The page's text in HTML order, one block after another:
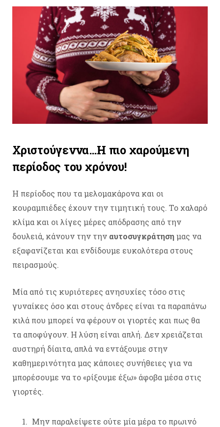
Χριστούγεννα…Η πιο χαρούμενη
περίοδος του χρόνου!
Η περίοδος που τα μελομακάρονα και οι
κουραμπιέδες έχουν την τιμητική τους. Το χαλαρό
κλίμα και οι λίγες μέρες απόδρασης από την
δουλειά, κάνουν την την αυτοσυγκράτησημας να
εξαφανίζεται και ενδίδουμε ευκολότερα στους
πειρασμούς.
Μία από τις κυριότερες ανησυχίες τόσο στις
γυναίκες όσο και στους άνδρες είναι τα παραπάνω
κιλά που μπορεί να φέρουν οι γιορτές και πως θα
τα αποφύγουν. Η λύση είναι απλή. Δεν χρειάζεται
αυστηρή δίαιτα, απλά να εντάξουμε στην
καθημερινότητα μας κάποιες συνήθειες για να
μπορέσουμε να το «ρίξουμε έξω» άφοβα μέσα στις
γιορτές.
Μην παραλείψετε ούτε μία μέρα το πρωινό